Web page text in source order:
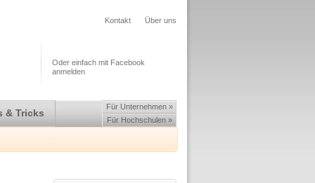
Kontakt Über uns
Oder einfach mit Facebook
anmelden
& Tricks
Für Unternehmen »
Für Hochschulen »